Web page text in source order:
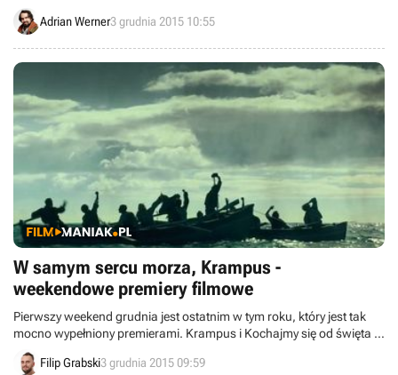
Adrian Werner3 grudnia 2015 10:55
W samym sercu morza, Krampus -
weekendowe premiery filmowe
Pierwszy weekend grudnia jest ostatnim w tym roku, który jest tak
mocno wypełniony premierami. Krampus i Kochajmy się od święta to
zimowe, świąteczne produkcje typowe dla końcówki roku, ale mamy
jeszcze osiem innych filmów. Zapraszam.
Filip Grabski3 grudnia 2015 09:59